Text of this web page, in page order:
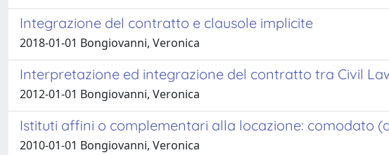
Integrazione del contratto e clausole implicite
2018-01-01 Bongiovanni, Veronica
Interpretazione ed integrazione del contratto tra Civil
2012-01-01 Bongiovanni, Veronica
Istituti affini o complementari alla locazione: comodato
2010-01-01 Bongiovanni, Veronica